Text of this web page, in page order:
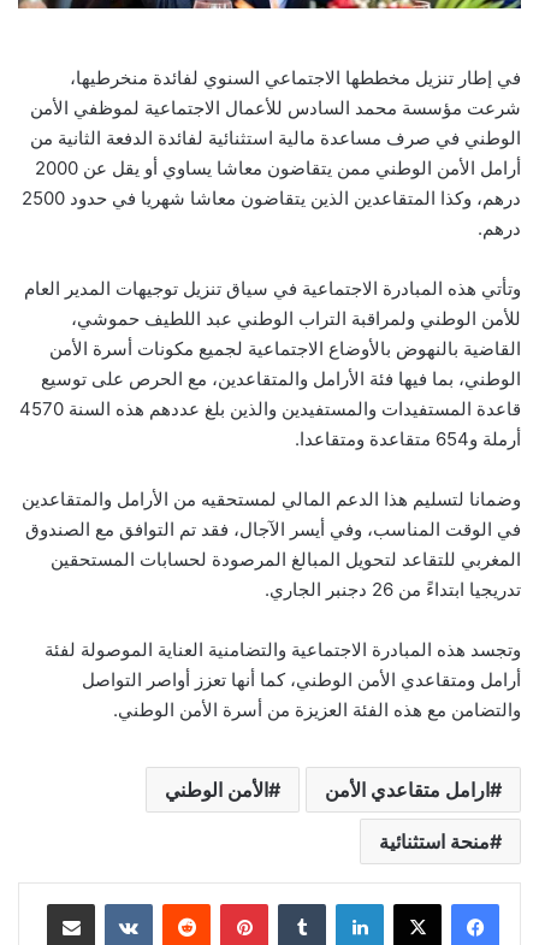
في إطار تنزيل مخططها الاجتماعي السنوي لفائدة منخرطيها،
شرعت مؤسسة محمد السادس للأعمال الاجتماعية لموظفي الأمن
الوطني في صرف مساعدة مالية استثنائية لفائدة الدفعة الثانية من
أرامل الأمن الوطني ممن يتقاضون معاشا يساوي أو يقل عن 2000
درهم، وكذا المتقاعدين الذين يتقاضون معاشا شهريا في حدود 2500
درهم.
وتأتي هذه المبادرة الاجتماعية في سياق تنزيل توجيهات المدير العام
للأمن الوطني ولمراقبة التراب الوطني عبد اللطيف حموشي،
القاضية بالنهوض بالأوضاع الاجتماعية لجميع مكونات أسرة الأمن
الوطني، بما فيها فئة الأرامل والمتقاعدين، مع الحرص على توسيع
قاعدة المستفيدات والمستفيدين والذين بلغ عددهم هذه السنة 4570
أرملة و654 متقاعدة ومتقاعدا.
وضمانا لتسليم هذا الدعم المالي لمستحقيه من الأرامل والمتقاعدين
في الوقت المناسب، وفي أيسر الآجال، فقد تم التوافق مع الصندوق
المغربي للتقاعد لتحويل المبالغ المرصودة لحسابات المستحقين
تدريجيا ابتداءً من 26 دجنبر الجاري.
وتجسد هذه المبادرة الاجتماعية والتضامنية العناية الموصولة لفئة
أرامل ومتقاعدي الأمن الوطني، كما أنها تعزز أواصر التواصل
والتضامن مع هذه الفئة العزيزة من أسرة الأمن الوطني.
ارامل متقاعدي الأمن الأمن الوطني
منحة استثنائية
لينكدإن بينتيريست مشاركة عبر البريد